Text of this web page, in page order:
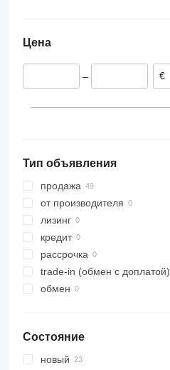
Цена
–
Тип объявления
продажа
от производителя
лизинг
кредит
рассрочка
trade-in (обмен с доплатой)
обмен
Состояние
новый